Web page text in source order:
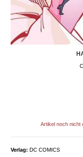
Artikel noch nicht
Verlag: DC COMICS